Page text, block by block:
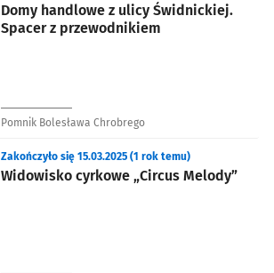
Domy handlowe z ulicy Świdnickiej.
Spacer z przewodnikiem
Pomnik Bolesława Chrobrego
Widowisko cyrkowe „Circus Melody”
Zakończyło się 15.03.2025 (1 rok temu)